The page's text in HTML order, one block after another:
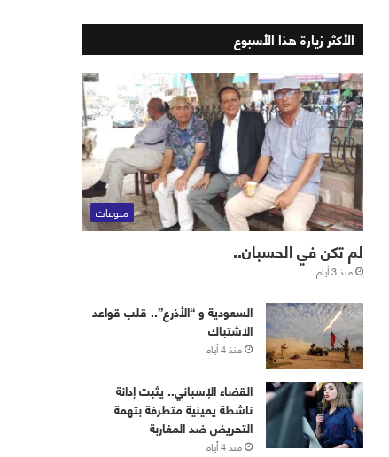
الأكثر زيارة هذا الأسبوع
منوعات
لم تكن في الحسبان..
منذ 3 أيام
‏⁧‫السعودية‬⁩ و “الأذرع”.. قلب قواعد
الاشتباك
منذ 4 أيام
القضاء الإسباني.. يثبت إدانة
ناشطة يمينية متطرفة بتهمة
التحريض ضد المغاربة
منذ 4 أيام